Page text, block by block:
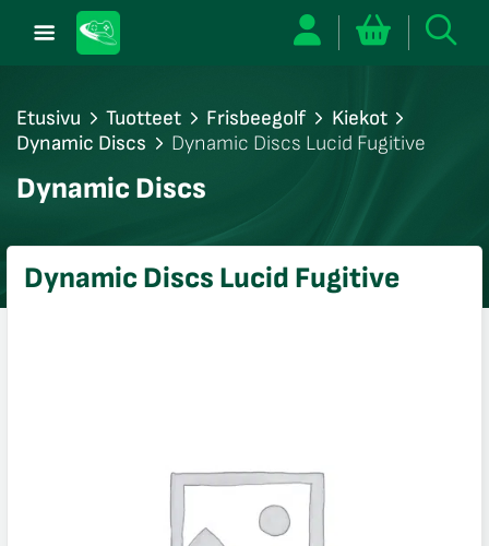
Etusivu Tuotteet Frisbeegolf
Kiekot
Dynamic Discs
Dynamic Discs Lucid Fugitive
Dynamic Discs
Dynamic Discs Lucid Fugitive
sulje
sulje